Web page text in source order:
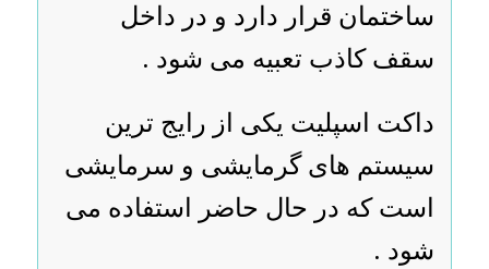
ساختمان قرار دارد و در داخل
سقف کاذب تعبیه می شود .
داکت اسپلیت یکی از رایج ترین
سیستم های گرمایشی و سرمایشی
است که در حال حاضر استفاده می
شود .